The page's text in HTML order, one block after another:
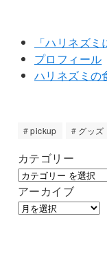
「ハリネズ
プロフィール
ハリネズミの
pickup グッズ
カテゴリー
アーカイブ